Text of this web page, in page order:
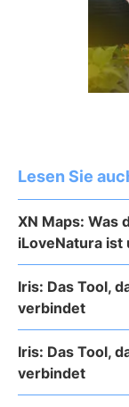
Lesen Sie
XN Maps: Was
iLoveNatura ist
Iris: Das Tool,
verbindet
Iris: Das Tool,
verbindet